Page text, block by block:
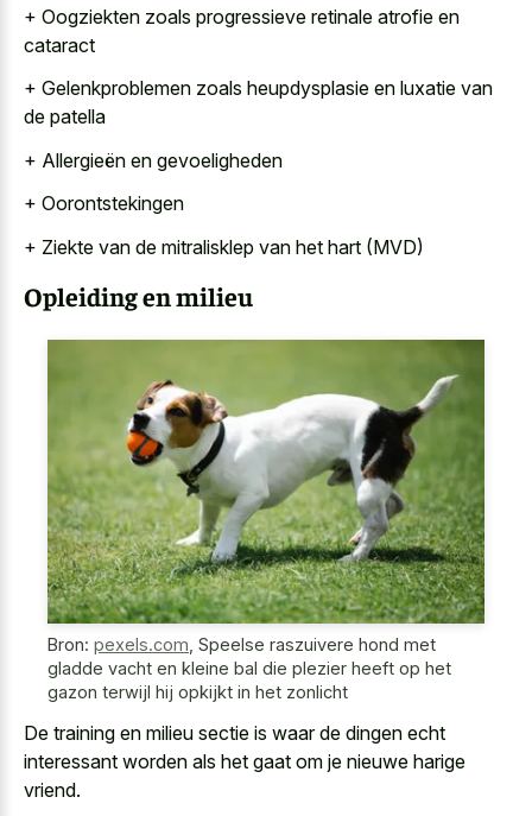
+ Oogziekten zoals progressieve retinale atrofie en
cataract
+ Gelenkproblemen zoals heupdysplasie en luxatie van
de patella
+ Allergieën en gevoeligheden
+ Oorontstekingen
+ Ziekte van de mitralisklep van het hart (MVD)
Opleiding en milieu
Bron: pexels.com Speelse raszuivere hond met
gladde vacht en kleine bal die plezier heeft op het
gazon terwijl hij opkijkt in het zonlicht
De training en milieu sectie is waar de dingen echt
interessant worden als het gaat om je nieuwe harige
vriend.